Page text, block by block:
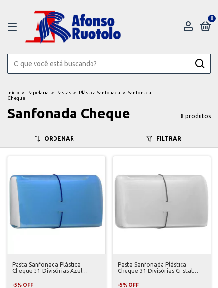
0
Início > Papelaria > Pastas > Plástica Sanfonada > Sanfonada
Cheque
Sanfonada Cheque 8 produtos
ORDENAR FILTRAR
Pasta Sanfonada Plástica
Cheque 31 Divisórias Azul
-5% OFF
Pasta Sanfonada Plástica
Cheque 31 Divisórias Cristal
-5% OFF